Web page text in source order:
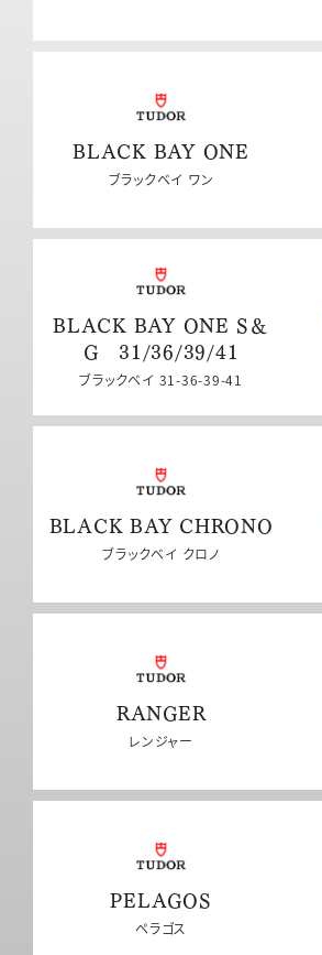
BLACK BAY ONE
ブラックベイ ワン
BLACK BAY ONE S＆
G 31/36/39/41
ブラックベイ 31-36-39-41
BLACK BAY CHRONO
ブラックベイ クロノ
RANGER
レンジャー
PELAGOS
ペラゴス